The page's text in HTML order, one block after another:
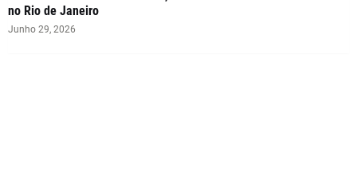
no Rio de Janeiro
Junho 29, 2026